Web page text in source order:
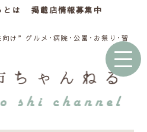
とは 掲載店情報募集中
け”グルメ･病院･公園･お祭り･習